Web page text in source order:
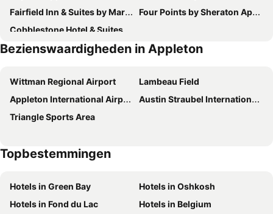
Fairfield Inn & Suites by Marriott Appleton
Four Points by Sheraton Appleton
Cobblestone Hotel & Suites - Little Chute
Bezienswaardigheden in Appleton
Wittman Regional Airport
Lambeau Field
Appleton International Airport
Austin Straubel International Airport
Triangle Sports Area
Topbestemmingen
Hotels in Green Bay
Hotels in Oshkosh
Hotels in Fond du Lac
Hotels in Belgium